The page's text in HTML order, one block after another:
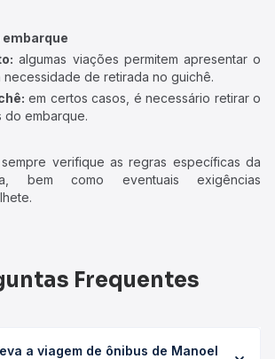
algumas viações permitem apresentar o
necessidade de retirada no guichê.
em certos casos, é necessário retirar o
do embarque.
sempre verifique as regras específicas da
bem como eventuais exigências
Frequentes
a viagem de ônibus de Manoel